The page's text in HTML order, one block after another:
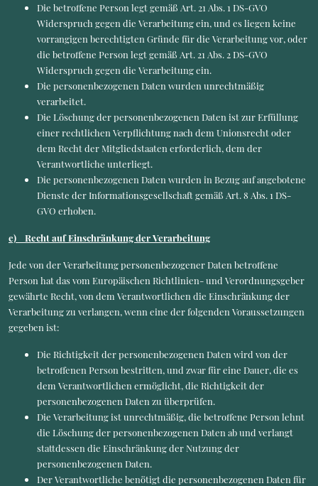
Die betroffene Person legt gemäß Art. 21 Abs. 1 DS-GVO
Widerspruch gegen die Verarbeitung ein, und es liegen keine
vorrangigen berechtigten Gründe für die Verarbeitung vor, oder
die betroffene Person legt gemäß Art. 21 Abs. 2 DS-GVO
Widerspruch gegen die Verarbeitung ein.
Die personenbezogenen Daten wurden unrechtmäßig
verarbeitet.
Die Löschung der personenbezogenen Daten ist zur Erfüllung
einer rechtlichen Verpflichtung nach dem Unionsrecht oder
dem Recht der Mitgliedstaaten erforderlich, dem der
Verantwortliche unterliegt.
Die personenbezogenen Daten wurden in Bezug auf angebotene
Dienste der Informationsgesellschaft gemäß Art. 8 Abs. 1 DS-
GVO erhoben.
e) Recht auf Einschränkung der Verarbeitung
Jede von der Verarbeitung personenbezogener Daten betroffene
Person hat das vom Europäischen Richtlinien- und Verordnungsgeber
gewährte Recht, von dem Verantwortlichen die Einschränkung der
Verarbeitung zu verlangen, wenn eine der folgenden Voraussetzungen
gegeben ist:
Die Richtigkeit der personenbezogenen Daten wird von der
betroffenen Person bestritten, und zwar für eine Dauer, die es
dem Verantwortlichen ermöglicht, die Richtigkeit der
personenbezogenen Daten zu überprüfen.
Die Verarbeitung ist unrechtmäßig, die betroffene Person lehnt
die Löschung der personenbezogenen Daten ab und verlangt
stattdessen die Einschränkung der Nutzung der
personenbezogenen Daten.
Der Verantwortliche benötigt die personenbezogenen Daten für